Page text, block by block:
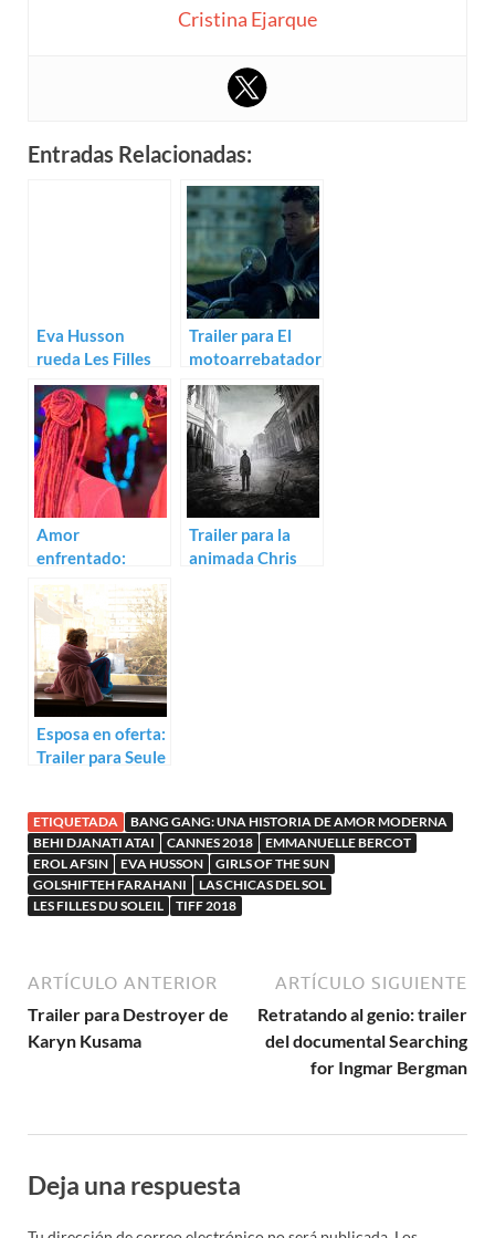
Cristina Ejarque
Entradas Relacionadas:
Eva Husson
rueda Les Filles
du soleil con
Emmanuelle
Bercot
Trailer para El
motoarrebatador
de Agustín
Toscano
Amor
enfrentado:
luminoso trailer
para Rafiki
Trailer para la
animada Chris
Esposa en oferta:
Trailer para Seule
ETIQUETADA
BANG GANG: UNA HISTORIA DE AMOR MODERNA
BEHI DJANATI ATAI
CANNES 2018
EMMANUELLE BERCOT
EROL AFSIN
EVA HUSSON
GIRLS OF THE SUN
GOLSHIFTEH FARAHANI
LAS CHICAS DEL SOL
LES FILLES DU SOLEIL
TIFF 2018
ARTÍCULO ANTERIOR
Trailer para Destroyer de
Karyn Kusama
ARTÍCULO SIGUIENTE
Retratando al genio: trailer
del documental Searching
for Ingmar Bergman
Deja una respuesta